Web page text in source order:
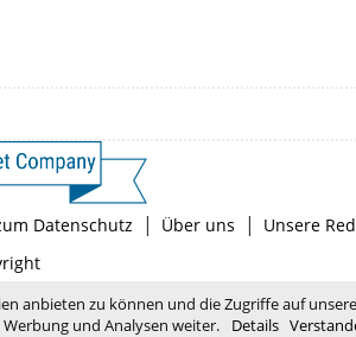
Datenschutz | Über uns |
Unsere
anbieten zu können und die Zugriffe auf
und Analysen weiter.
Details